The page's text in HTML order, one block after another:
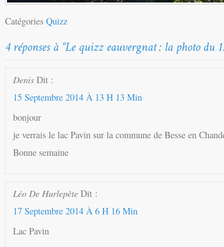
Catégories Quizz
Denis Dit :
15 Septembre 2014 À 13 H 13 Min
bonjour
je verrais le lac Pavin sur la commune de Besse en
Bonne semaine
Léo De Hurlepète Dit :
17 Septembre 2014 À 6 H 16 Min
Lac Pavin